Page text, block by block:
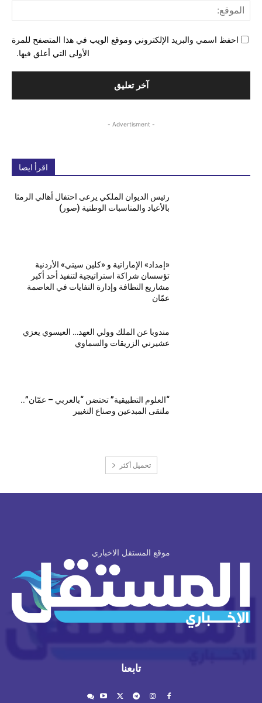
احفظ اسمي والبريد الإلكتروني وموقع الويب في هذا المتصفح للمرة
الأولى التي أعلق فيها.
- Advertisment -
اقرأ ايضا
رئيس الديوان الملكي يرعى احتفال أهالي الرمثا
بالأعياد والمناسبات الوطنية (صور)
«إمداد» الإماراتية و «كلين سيتي» الأردنية
تؤسسان شراكة استراتيجية لتنفيذ أحد أكبر
مشاريع النظافة وإدارة النفايات في العاصمة
عمّان
مندوبا عن الملك وولي العهد… العيسوي يعزي
عشيرني الزريقات والسماوي
“العلوم التطبيقية” تحتضن “بالعربي – عمّان”..
ملتقى المبدعين وصناع التغيير
تحميل أكثر
موقع المستقل الاخباري
تابعنا